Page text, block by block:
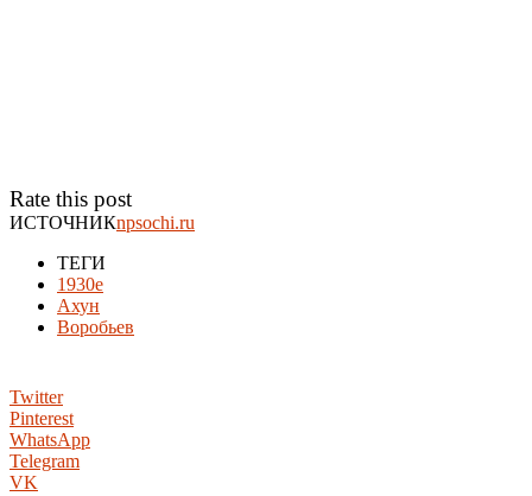
Rate this post
ИСТОЧНИКnpsochi.ru
ТЕГИ
1930е
Ахун
Воробьев
Twitter
Pinterest
WhatsApp
Telegram
VK